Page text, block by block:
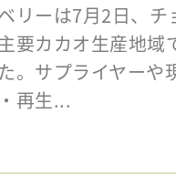
リーは7月2日、チ
要カカオ生産地
。サプライヤーや
再生...